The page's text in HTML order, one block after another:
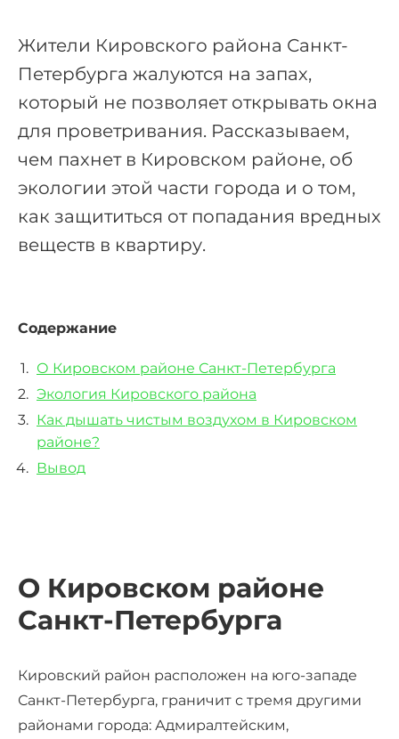
Жители Кировского района Санкт-
Петербурга жалуются на запах,
который не позволяет открывать окна
для проветривания. Рассказываем,
чем пахнет в Кировском районе, об
экологии этой части города и о том,
как защититься от попадания вредных
веществ в квартиру.
Содержание
О Кировском районе Санкт-Петербурга
Экология Кировского района
Как дышать чистым воздухом в Кировском
районе?
Вывод
О Кировском районе
Санкт-Петербурга
Кировский район расположен на юго-западе
Санкт-Петербурга, граничит с тремя другими
районами города: Адмиралтейским,